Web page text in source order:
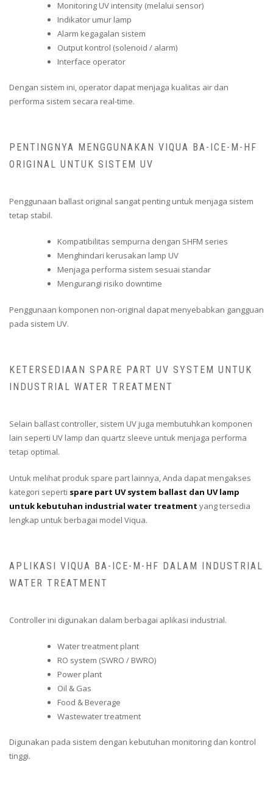
Monitoring UV intensity (melalui sensor)
Indikator umur lamp
Alarm kegagalan sistem
Output kontrol (solenoid / alarm)
Interface operator
Dengan sistem ini, operator dapat menjaga kualitas air dan
performa sistem secara real-time.
PENTINGNYA MENGGUNAKAN VIQUA BA-ICE-M-HF
ORIGINAL UNTUK SISTEM UV
Penggunaan ballast original sangat penting untuk menjaga sistem
tetap stabil.
Kompatibilitas sempurna dengan SHFM series
Menghindari kerusakan lamp UV
Menjaga performa sistem sesuai standar
Mengurangi risiko downtime
Penggunaan komponen non-original dapat menyebabkan gangguan
pada sistem UV.
KETERSEDIAAN SPARE PART UV SYSTEM UNTUK
INDUSTRIAL WATER TREATMENT
Selain ballast controller, sistem UV juga membutuhkan komponen
lain seperti UV lamp dan quartz sleeve untuk menjaga performa
tetap optimal.
Untuk melihat produk spare part lainnya, Anda dapat mengakses
kategori seperti spare part UV system ballast dan UV lamp
untuk kebutuhan industrial water treatment yang tersedia
lengkap untuk berbagai model Viqua.
APLIKASI VIQUA BA-ICE-M-HF DALAM INDUSTRIAL
WATER TREATMENT
Controller ini digunakan dalam berbagai aplikasi industrial.
Water treatment plant
RO system (SWRO / BWRO)
Power plant
Oil & Gas
Food & Beverage
Wastewater treatment
Digunakan pada sistem dengan kebutuhan monitoring dan kontrol
tinggi.